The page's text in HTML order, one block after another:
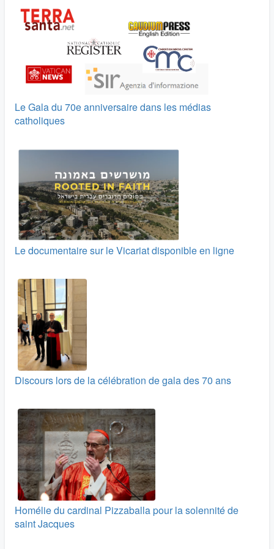
Le Gala du 70e anniversaire dans les médias
catholiques
Le documentaire sur le Vicariat disponible en ligne
Discours lors de la célébration de gala des 70 ans
Homélie du cardinal Pizzaballa pour la solennité de
saint Jacques